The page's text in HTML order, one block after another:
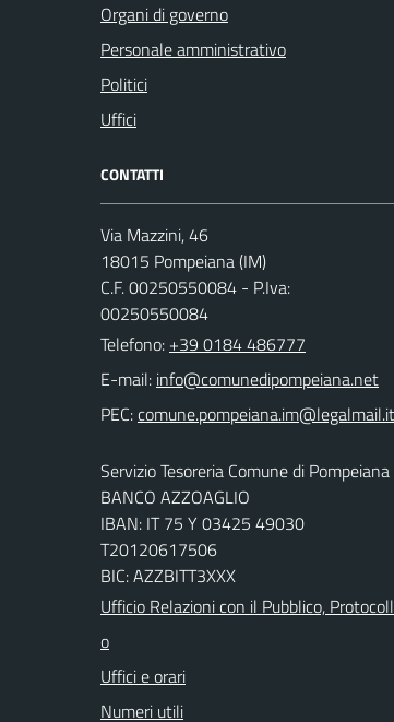
Organi di governo
Personale amministrativo
Politici
Uffici
CONTATTI
Via Mazzini, 46
18015 Pompeiana (IM)
C.F. 00250550084 - P.Iva:
00250550084
Telefono: +39 0184 486777
E-mail:
PEC:
Servizio Tesoreria Comune di Pompeiana
BANCO AZZOAGLIO
IBAN: IT 75 Y 03425 49030
T20120617506
BIC: AZZBITT3XXX
Ufficio Relazioni con il Pubblico, Protocoll
o
Uffici e orari
Numeri utili